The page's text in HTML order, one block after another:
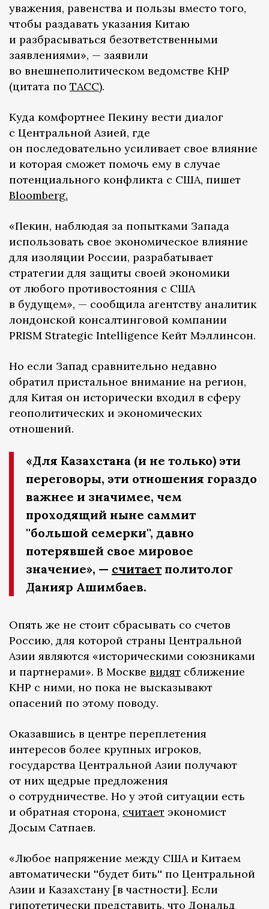
уважения, равенства и пользы вместо того,
чтобы раздавать указания Китаю
и разбрасываться безответственными
заявлениями», — заявили
во внешнеполитическом ведомстве КНР
(цитата по ТАСС).
Куда комфортнее Пекину вести диалог
с Центральной Азией, где
он последовательно усиливает свое влияние
и которая сможет помочь ему в случае
потенциального конфликта с США, пишет
Bloomberg.
«Пекин, наблюдая за попытками Запада
использовать свое экономическое влияние
для изоляции России, разрабатывает
стратегии для защиты своей экономики
от любого противостояния с США
в будущем», — сообщила агентству аналитик
лондонской консалтинговой компании
PRISM Strategic Intelligence Кейт Мэллинсон.
Но если Запад сравнительно недавно
обратил пристальное внимание на регион,
для Китая он исторически входил в сферу
геополитических и экономических
отношений.
«Для Казахстана (и не только) эти
переговоры, эти отношения гораздо
важнее и значимее, чем
проходящий ныне саммит
''большой семерки'', давно
потерявшей свое мировое
значение», — считает политолог
Данияр Ашимбаев.
Опять же не стоит сбрасывать со счетов
Россию, для которой страны Центральной
Азии являются «историческими союзниками
и партнерами». В Москве видят сближение
КНР с ними, но пока не высказывают
опасений по этому поводу.
Оказавшись в центре переплетения
интересов более крупных игроков,
государства Центральной Азии получают
от них щедрые предложения
о сотрудничестве. Но у этой ситуации есть
и обратная сторона, считает экономист
Досым Сатпаев.
«Любое напряжение между США и Китаем
автоматически ''будет бить'' по Центральной
Азии и Казахстану [в частности]. Если
гипотетически представить, что Дональд